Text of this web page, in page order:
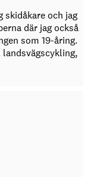
och jag
där jag också
som 19-åring.